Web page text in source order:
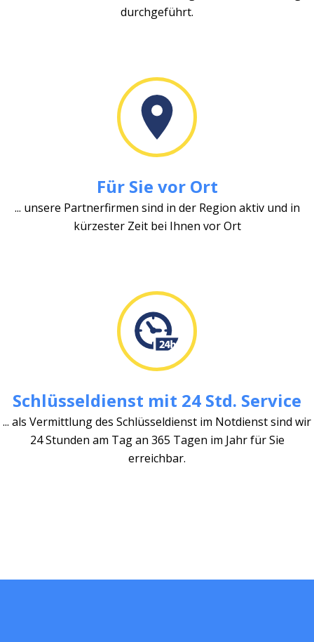
durchgeführt.
Für Sie vor Ort
... unsere Partnerfirmen sind in der Region aktiv und in
kürzester Zeit bei Ihnen vor Ort
Schlüsseldienst mit 24 Std. Service
... als Vermittlung des Schlüsseldienst im Notdienst sind wir
24 Stunden am Tag an 365 Tagen im Jahr für Sie
erreichbar.